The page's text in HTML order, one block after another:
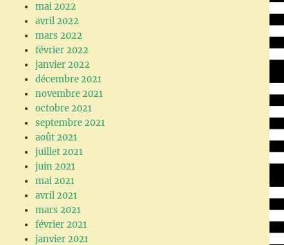
mai 2022
avril 2022
mars 2022
février 2022
janvier 2022
décembre 2021
novembre 2021
octobre 2021
septembre 2021
août 2021
juillet 2021
juin 2021
mai 2021
avril 2021
mars 2021
février 2021
janvier 2021